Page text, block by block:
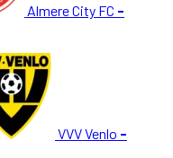
Almere City FC -
VVV Venlo -